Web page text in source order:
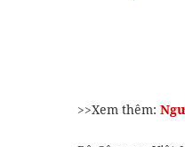
>>Xem thêm: